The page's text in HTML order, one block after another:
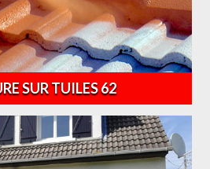
SUR TUILES 62